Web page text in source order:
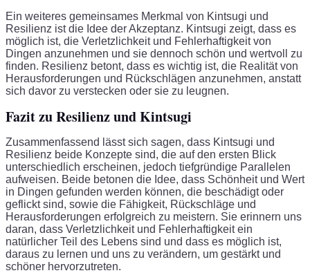
Ein weiteres gemeinsames Merkmal von Kintsugi und
Resilienz ist die Idee der Akzeptanz. Kintsugi zeigt, dass es
möglich ist, die Verletzlichkeit und Fehlerhaftigkeit von
Dingen anzunehmen und sie dennoch schön und wertvoll zu
finden. Resilienz betont, dass es wichtig ist, die Realität von
Herausforderungen und Rückschlägen anzunehmen, anstatt
sich davor zu verstecken oder sie zu leugnen.
Fazit zu Resilienz und Kintsugi
Zusammenfassend lässt sich sagen, dass Kintsugi und
Resilienz beide Konzepte sind, die auf den ersten Blick
unterschiedlich erscheinen, jedoch tiefgründige Parallelen
aufweisen. Beide betonen die Idee, dass Schönheit und Wert
in Dingen gefunden werden können, die beschädigt oder
geflickt sind, sowie die Fähigkeit, Rückschläge und
Herausforderungen erfolgreich zu meistern. Sie erinnern uns
daran, dass Verletzlichkeit und Fehlerhaftigkeit ein
natürlicher Teil des Lebens sind und dass es möglich ist,
daraus zu lernen und uns zu verändern, um gestärkt und
schöner hervorzutreten.